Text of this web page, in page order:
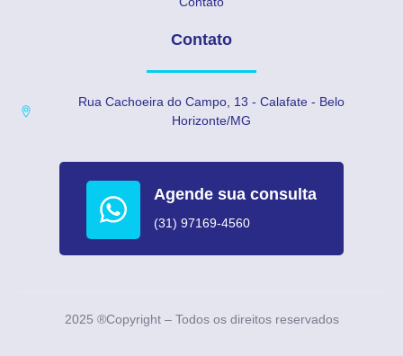
Contato
Rua Cachoeira do Campo, 13 - Calafate - Belo
Horizonte/MG
Agende sua consulta
(31) 97169-4560
2025 ®Copyright – Todos os direitos reservados